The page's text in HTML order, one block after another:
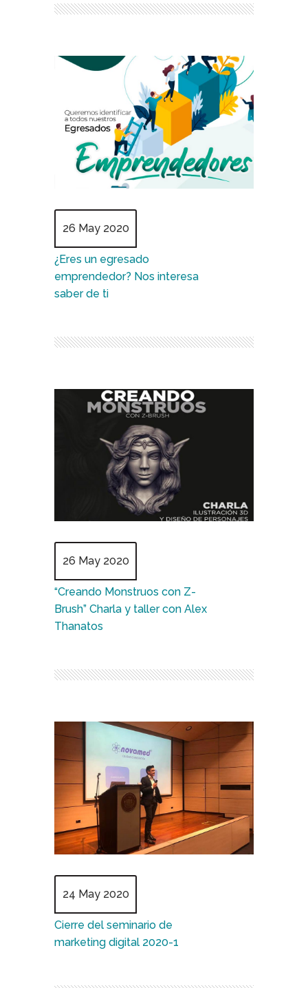
26 May 2020
¿Eres un egresado
emprendedor? Nos interesa
saber de ti
26 May 2020
“Creando Monstruos con Z-
Brush” Charla y taller con Alex
Thanatos
24 May 2020
Cierre del seminario de
marketing digital 2020-1